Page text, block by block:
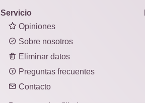
Servicio
Opiniones
Sobre nosotros
Eliminar datos
Preguntas frecuentes
Contacto